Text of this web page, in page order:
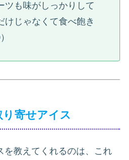
ツも味がしっかりして
けじゃなくて食べ飽き
り寄せアイス
を教えてくれるのは、これ